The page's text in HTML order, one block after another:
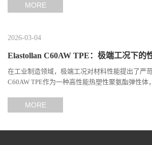
MORE
2026-03-04
Elastollan C60AW TPE：极端工况下的
在工业制造领域，极端工况对材料性能提出了严
C60AW TPE作为一种高性能热塑性聚氨酯弹性体
MORE